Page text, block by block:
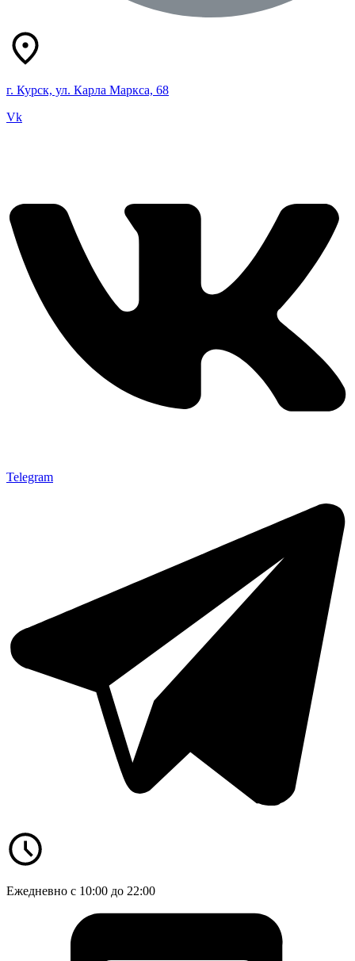
г. Курск, ул. Карла Маркса, 68
Vk
Telegram
Ежедневно с 10:00 до 22:00